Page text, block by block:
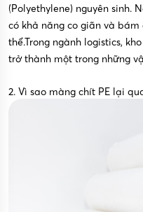
(Polyethylene) nguyên sinh.
có khả năng co giãn và
thể.Trong ngành logistics,
trở thành một trong những
2. Vì sao màng chít PE lại